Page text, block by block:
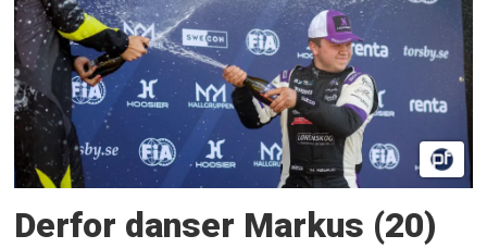
Derfor danser Markus (20)